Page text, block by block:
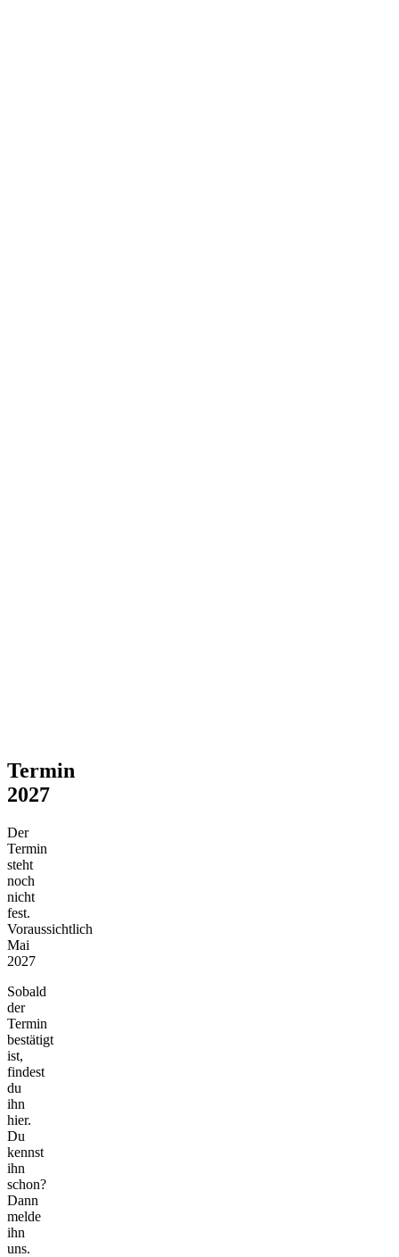
Termin
2027
Der
Termin
steht
noch
nicht
fest.
Voraussichtlich
Mai
2027
Sobald
der
Termin
bestätigt
ist,
findest
du
ihn
hier.
Du
kennst
ihn
schon?
Dann
melde
ihn
uns.